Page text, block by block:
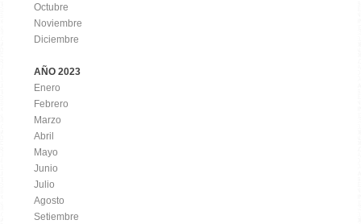
Octubre
Noviembre
Diciembre
AÑO 2023
Enero
Febrero
Marzo
Abril
Mayo
Junio
Julio
Agosto
Setiembre